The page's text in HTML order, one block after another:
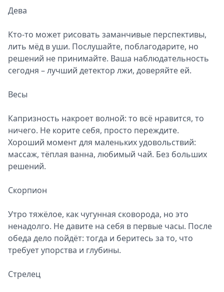
Дева
Кто-то может рисовать заманчивые перспективы,
лить мёд в уши. Послушайте, поблагодарите, но
решений не принимайте. Ваша наблюдательность
сегодня – лучший детектор лжи, доверяйте ей.
Весы
Капризность накроет волной: то всё нравится, то
ничего. Не корите себя, просто переждите.
Хороший момент для маленьких удовольствий:
массаж, тёплая ванна, любимый чай. Без больших
решений.
Скорпион
Утро тяжёлое, как чугунная сковорода, но это
ненадолго. Не давите на себя в первые часы. После
обеда дело пойдёт: тогда и беритесь за то, что
требует упорства и глубины.
Стрелец